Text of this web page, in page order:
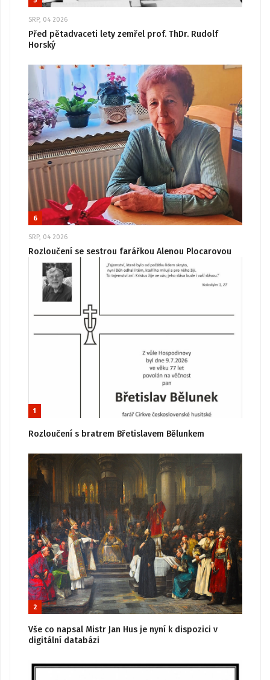
SRP, 04 2026
Před pětadvaceti lety zemřel prof. ThDr. Rudolf
Horský
6
SRP, 04 2026
Rozloučení se sestrou farářkou Alenou Plocarovou
1
Rozloučení s bratrem Břetislavem Bělunkem
2
Vše co napsal Mistr Jan Hus je nyní k dispozici v
digitální databázi